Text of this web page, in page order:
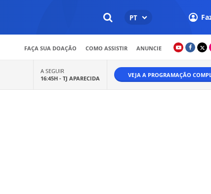
PT
FAÇA SUA DOAÇÃO COMO ASSISTIR ANUNCIE
A SEGUIR
16:45H - TJ APARECIDA VEJA A PROGRAMAÇÃO